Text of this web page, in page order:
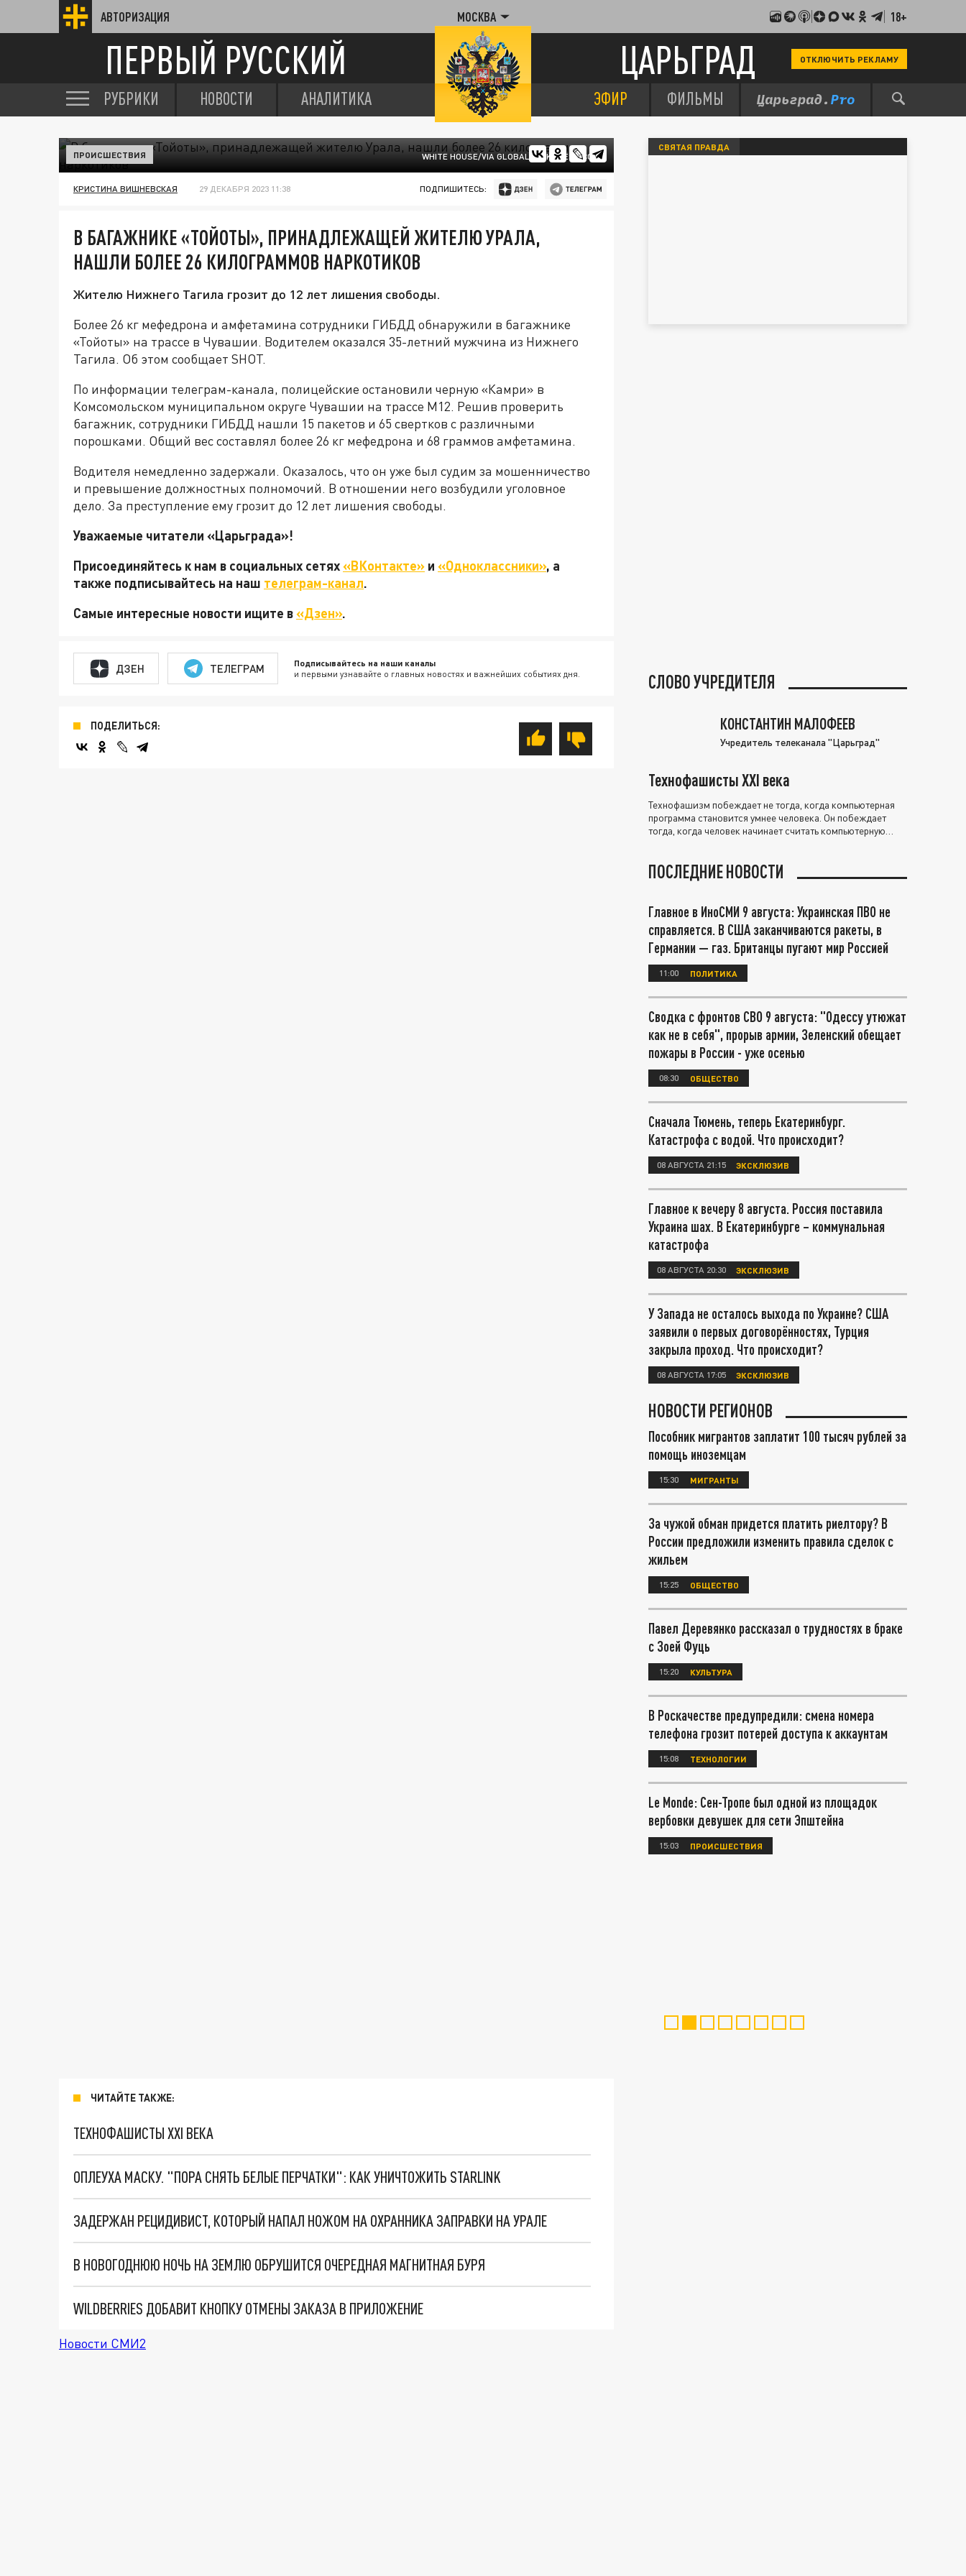
АВТОРИЗАЦИЯ МОСКВА 18+
ПЕРВЫЙ РУССКИЙ ЦАРЬГРАД ОТКЛЮЧИТЬ РЕКЛАМУ
РУБРИКИ НОВОСТИ АНАЛИТИКА ЭФИР ФИЛЬМЫ
WHITE HOUSE/VIA GLOBALLOOKPRESS.COM
ПРОИСШЕСТВИЯ
КРИСТИНА ВИШНЕВСКАЯ 29 ДЕКАБРЯ 2023 11:38 ПОДПИШИТЕСЬ:
В БАГАЖНИКЕ «ТОЙОТЫ», ПРИНАДЛЕЖАЩЕЙ ЖИТЕЛЮ УРАЛА,
НАШЛИ БОЛЕЕ 26 КИЛОГРАММОВ НАРКОТИКОВ
Жителю Нижнего Тагила грозит до 12 лет лишения свободы.
Более 26 кг мефедрона и амфетамина сотрудники ГИБДД обнаружили в багажнике
«Тойоты» на трассе в Чувашии. Водителем оказался 35-летний мужчина из Нижнего
Тагила. Об этом сообщает SHOT.
По информации телеграм-канала, полицейские остановили черную «Камри» в
Комсомольском муниципальном округе Чувашии на трассе М12. Решив проверить
багажник, сотрудники ГИБДД нашли 15 пакетов и 65 свертков с различными
порошками. Общий вес составлял более 26 кг мефедрона и 68 граммов амфетамина.
Водителя немедленно задержали. Оказалось, что он уже был судим за мошенничество
и превышение должностных полномочий. В отношении него возбудили уголовное
дело. За преступление ему грозит до 12 лет лишения свободы.
Уважаемые читатели «Царьграда»!
Присоединяйтесь к нам в социальных сетях«ВКонтакте» и «Одноклассники», а
также подписывайтесь на наш телеграм-канал.
Самые интересные новости ищите в«Дзен».
ДЗЕН ТЕЛЕГРАМ Подписывайтесь на наши каналы
и первыми узнавайте о главных новостях и важнейших событиях дня.
ПОДЕЛИТЬСЯ:
ЧИТАЙТЕ ТАКЖЕ:
ТЕХНОФАШИСТЫ XXI ВЕКА
ОПЛЕУХА МАСКУ. "ПОРА СНЯТЬ БЕЛЫЕ ПЕРЧАТКИ": КАК УНИЧТОЖИТЬ STARLINK
ЗАДЕРЖАН РЕЦИДИВИСТ, КОТОРЫЙ НАПАЛ НОЖОМ НА ОХРАННИКА ЗАПРАВКИ НА УРАЛЕ
В НОВОГОДНЮЮ НОЧЬ НА ЗЕМЛЮ ОБРУШИТСЯ ОЧЕРЕДНАЯ МАГНИТНАЯ БУРЯ
WILDBERRIES ДОБАВИТ КНОПКУ ОТМЕНЫ ЗАКАЗА В ПРИЛОЖЕНИЕ
Новости СМИ2
СВЯТАЯ ПРАВДА
СЛОВО УЧРЕДИТЕЛЯ
КОНСТАНТИН МАЛОФЕЕВ
Учредитель телеканала "Царьград"
Технофашисты XXI века
Технофашизм побеждает не тогда, когда компьютерная
программа становится умнее человека. Он побеждает
тогда, когда человек начинает считать компьютерную
ПОСЛЕДНИЕ НОВОСТИ
Главное в ИноСМИ 9 августа: Украинская ПВО не
справляется. В США заканчиваются ракеты, в
Германии — газ. Британцы пугают мир Россией
11:00 ПОЛИТИКА
Сводка с фронтов СВО 9 августа: "Одессу утюжат
как не в себя", прорыв армии, Зеленский обещает
пожары в России - уже осенью
08:30 ОБЩЕСТВО
Сначала Тюмень, теперь Екатеринбург.
Катастрофа с водой. Что происходит?
08 АВГУСТА 21:15 ЭКСКЛЮЗИВ
Главное к вечеру 8 августа. Россия поставила
Украина шах. В Екатеринбурге – коммунальная
катастрофа
08 АВГУСТА 20:30 ЭКСКЛЮЗИВ
У Запада не осталось выхода по Украине? США
заявили о первых договорённостях, Турция
закрыла проход. Что происходит?
08 АВГУСТА 17:05 ЭКСКЛЮЗИВ
НОВОСТИ РЕГИОНОВ
Пособник мигрантов заплатит 100 тысяч рублей за
помощь иноземцам
15:30 МИГРАНТЫ
За чужой обман придется платить риелтору? В
России предложили изменить правила сделок с
жильем
15:25 ОБЩЕСТВО
Павел Деревянко рассказал о трудностях в браке
с Зоей Фуць
15:20 КУЛЬТУРА
В Роскачестве предупредили: смена номера
телефона грозит потерей доступа к аккаунтам
15:08 ТЕХНОЛОГИИ
Le Monde: Сен-Тропе был одной из площадок
вербовки девушек для сети Эпштейна
15:03 ПРОИСШЕСТВИЯ